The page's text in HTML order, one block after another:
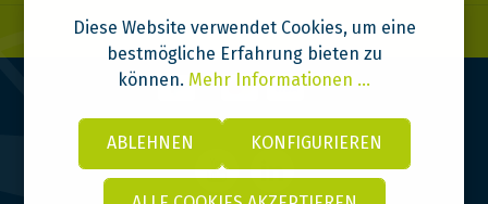
Diese Website verwendet Cookies, um eine
bestmögliche Erfahrung bieten zu
können. Mehr Informationen ...
ABLEHNEN KONFIGURIEREN